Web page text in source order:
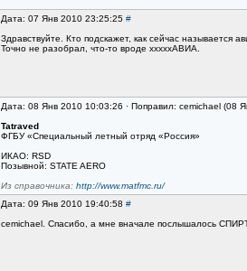
Дата: 07 Янв 2010 23:25:25 #
Здравствуйте. Кто подскажет, как сейчас
Точно не разобрал, что-то вроде хххххАВИА.
Дата: 08 Янв 2010 10:03:26 · Поправил: cemichael (08
Tatraved
ФГБУ «Специальный летный отряд «Россия»
ИКАО: RSD
Позывной: STATE AERO
Из справочника: http://www.matfmc.ru/
Дата: 09 Янв 2010 19:40:58 #
cemichael. Спасибо, а мне вначале послышалось